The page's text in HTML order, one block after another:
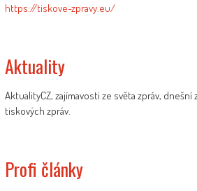
https://tiskove-zpravy.eu/
Aktuality
AktualityCZ, zajímavosti ze světa zpráv,
tiskových zpráv.
Profi články